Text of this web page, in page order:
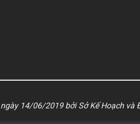
14/06/2019 bởi Sở Kế Hoạch và